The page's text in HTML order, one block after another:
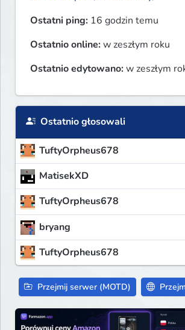
Ostatni ping: 16 godzin temu
Ostatnio online:w zeszłym roku
Ostatnio edytowano:w zeszłym
Ostatnio głosowali
TuftyOrpheus678
MatisekXD
TuftyOrpheus678
bryang
TuftyOrpheus678
Przejmij serwer (MOTD)